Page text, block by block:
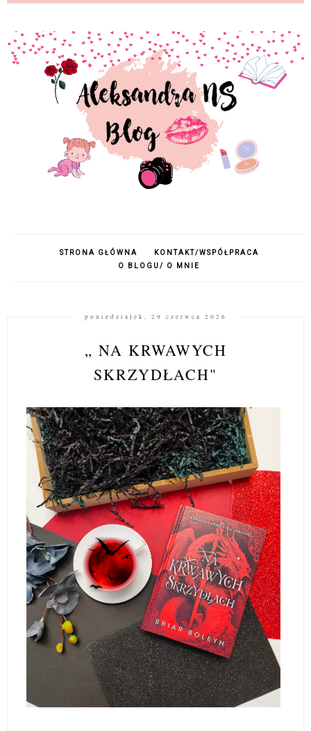
STRONA GŁÓWNA
KONTAKT/WSPÓŁPRACA
O BLOGU/ O MNIE
poniedziałek, 29 czerwca 2026
„ NA KRWAWYCH
SKRZYDŁACH"